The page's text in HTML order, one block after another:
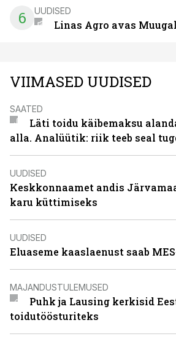
6 UUDISED
Linas Agro avas
VIIMASED UUDISED
SAATED
Läti toidu käibemaksu
alla. Analüütik: riik teeb seal
UUDISED
Keskkonnaamet andis
karu küttimiseks
UUDISED
Eluaseme kaaslaenust saab
MAJANDUSTULEMUSED
Puhk ja Lausing kerkisid
toidutöösturiteks